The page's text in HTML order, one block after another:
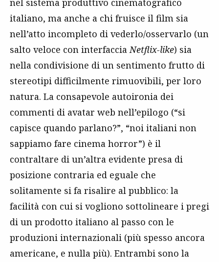
nel sistema produttivo cinematografico
italiano, ma anche a chi fruisce il film sia
nell’atto incompleto di vederlo/osservarlo (un
salto veloce con interfacciaNetflix-like) sia
nella condivisione di un sentimento frutto di
stereotipi difficilmente rimuovibili, per loro
natura. La consapevole autoironia dei
commenti di avatar web nell’epilogo (“si
capisce quando parlano?”, “noi italiani non
sappiamo fare cinema horror”) è il
contraltare di un’altra evidente presa di
posizione contraria ed eguale che
solitamente si fa risalire al pubblico: la
facilità con cui si vogliono sottolineare i pregi
di un prodotto italiano al passo con le
produzioni internazionali (più spesso ancora
americane, e nulla più). Entrambi sono la